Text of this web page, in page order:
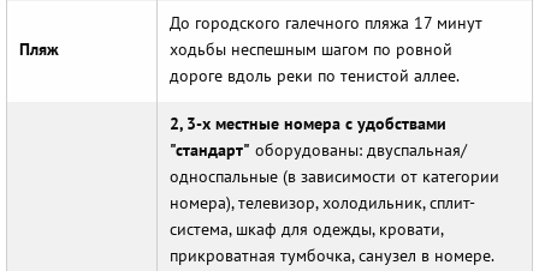
Пляж
До городского галечного пляжа 17 минут
ходьбы неспешным шагом по ровной
дороге вдоль реки по тенистой аллее.
2, 3-х местные номера с удобствами
"стандарт" оборудованы: двуспальная/
односпальные (в зависимости от категории
номера), телевизор, холодильник, сплит-
система, шкаф для одежды, кровати,
прикроватная тумбочка, санузел в номере.